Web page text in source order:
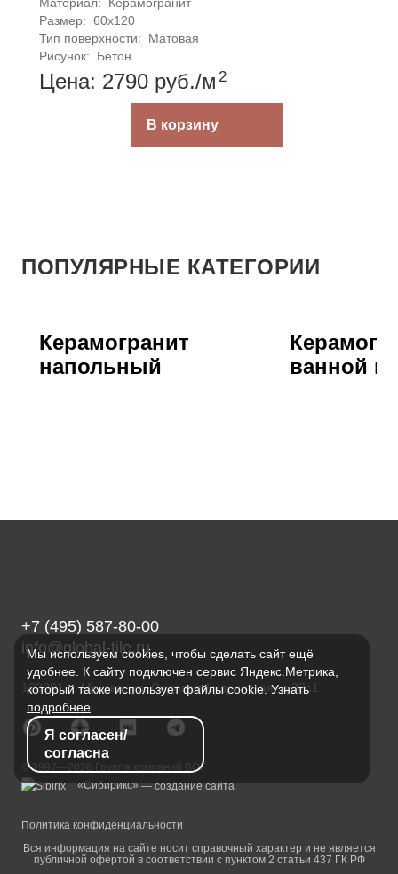
Размер: 60x120
Тип поверхности:
Матовая
Рисунок:
Бетон
Цена: 2790 руб./м 2
В корзину
ПОПУЛЯРНЫЕ КАТЕГОРИИ
Керамогранит
напольный
ванной
+7 (495) 587-80-00
info@global-tile.ru
123001, г. Москва, ул. Садовая-Кудринская, д.32с1
Политика конфиденциальности
© 1997—2026 Группа компаний ВОГ
«Сибирикс»— создание сайта
Вся информация на сайте носит справочный характер и не является
публичной офертой в соответствии с пунктом 2 статьи 437 ГК РФ
Мы используем cookies, чтобы сделать сайт ещё
удобнее. К сайту подключен сервис Яндекс.Метрика,
который также использует файлы cookie.Узнать
подробнее.
Я согласен/
согласна